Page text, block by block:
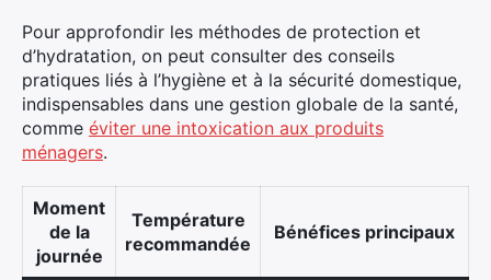
Pour approfondir les méthodes de protection et
d’hydratation, on peut consulter des conseils
pratiques liés à l’hygiène et à la sécurité domestique,
indispensables dans une gestion globale de la santé,
comme éviter une intoxication aux produits
ménagers.
Moment
de la
journée
Température
recommandée
Bénéfices principaux